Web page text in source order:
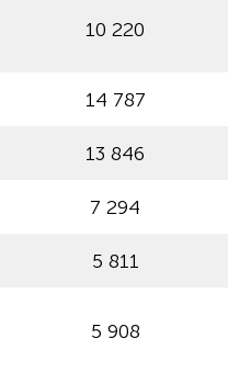
10 220
14 787
13 846
7 294
5 811
5 908